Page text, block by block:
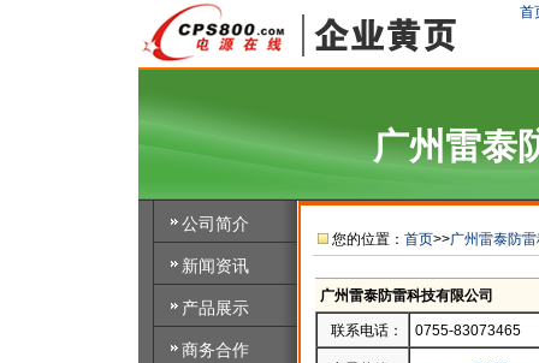
首
广州雷泰
公司简介
新闻资讯
产品展示
商务合作
您的位置： 首页>>广州雷泰防
广州雷泰防雷科技有限公司
联系电话： 0755-83073465